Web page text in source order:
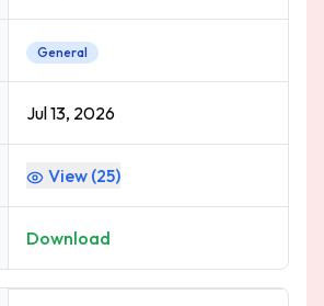
General
Jul 13, 2026
View (25)
Download